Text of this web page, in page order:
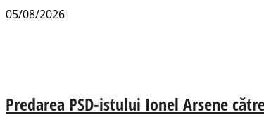
05/08/2026
Predarea PSD-istului Ionel Arsene